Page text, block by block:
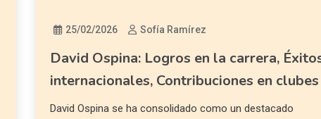
25/02/2026 Sofía Ramírez
David Ospina: Logros en la carrera,
internacionales, Contribuciones en clubes
David Ospina se ha consolidado como un destacado